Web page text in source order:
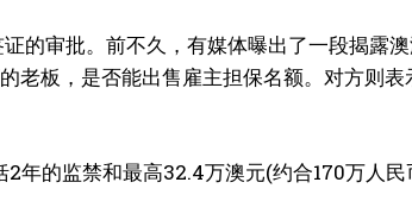
的审批。前不久，有媒体曝出了一段揭露
板，是否能出售雇主担保名额。对方则表
的监禁和最高32.4万澳元(约合170万人民